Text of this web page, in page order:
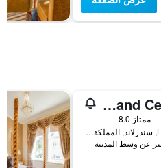
Travelodge Sunderland Central
ممتاز 8.0
Low Row, سندرلاند, المملكة المتحدة